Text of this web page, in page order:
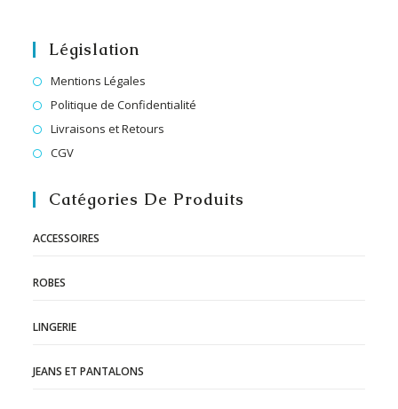
Législation
Mentions Légales
Politique de Confidentialité
Livraisons et Retours
CGV
Catégories De Produits
ACCESSOIRES
ROBES
LINGERIE
JEANS ET PANTALONS